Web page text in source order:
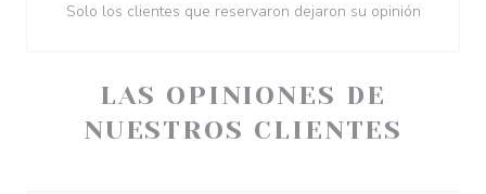
LAS OPINIONES DE
NUESTROS CLIENTES
Solo los clientes que reservaron dejaron su opinión